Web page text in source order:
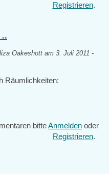
Registrieren.
Oakeshott am 3. Juli 2011 -
Räumlichkeiten:
bitteAnmelden oder
Registrieren.